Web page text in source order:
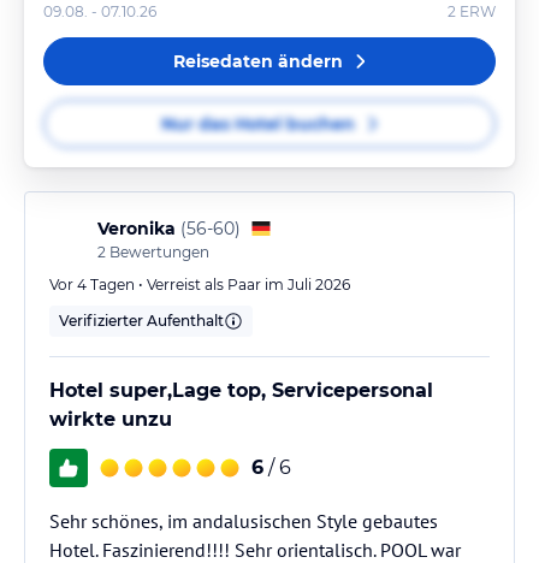
09.08. - 07.10.26
2 ERW
Reisedaten ändern
Nur das Hotel buchen
Veronika (56-60)
2 Bewertungen
Vor 4 Tagen • Verreist als Paar im Juli 2026
Verifizierter Aufenthalt
Hotel super,Lage top, Servicepersonal
wirkte unzu
6 / 6
Sehr schönes, im andalusischen Style gebautes
Hotel. Faszinierend!!!! Sehr orientalisch. POOL war